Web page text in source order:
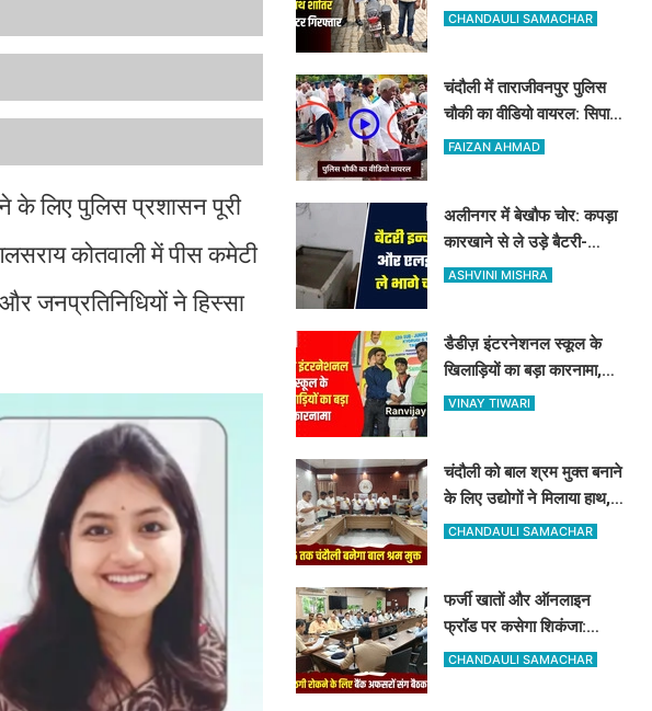
के लिए पुलिस प्रशासन पूरी
कोतवाली में पीस कमेटी
जनप्रतिनिधियों ने हिस्सा
मोटरसाइकिल के साथ बिहार का
CHANDAULI SAMACHAR
चंदौली में ताराजीवनपुर पुलिस
चौकी का वीडियो वायरल: सिपाही
पर मारपीट का आरोप, पुलिस ने
FAIZAN AHMAD
अलीनगर में बेखौफ चोर: कपड़ा
कारखाने से ले उड़े बैटरी-
इन्वर्टर और LED, व्यापारियों में
ASHVINI MISHRA
डैडीज़ इंटरनेशनल स्कूल के
खिलाड़ियों का बड़ा कारनामा,
यूपी स्टेट ताइक्वांडो में 5 मेडल्स
VINAY TIWARI
चंदौली को बाल श्रम मुक्त बनाने
के लिए उद्योगों ने मिलाया हाथ,
रामनगर में हुई बड़ी बैठक, बाल
CHANDAULI SAMACHAR
फर्जी खातों और ऑनलाइन
फ्रॉड पर कसेगा शिकंजा:
चंदौली पुलिस कप्तान ने बैंक
CHANDAULI SAMACHAR